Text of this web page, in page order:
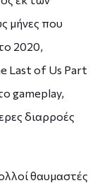
μήνες που
2020,
Last of Us Part
gameplay,
διαρροές
θαυμαστές